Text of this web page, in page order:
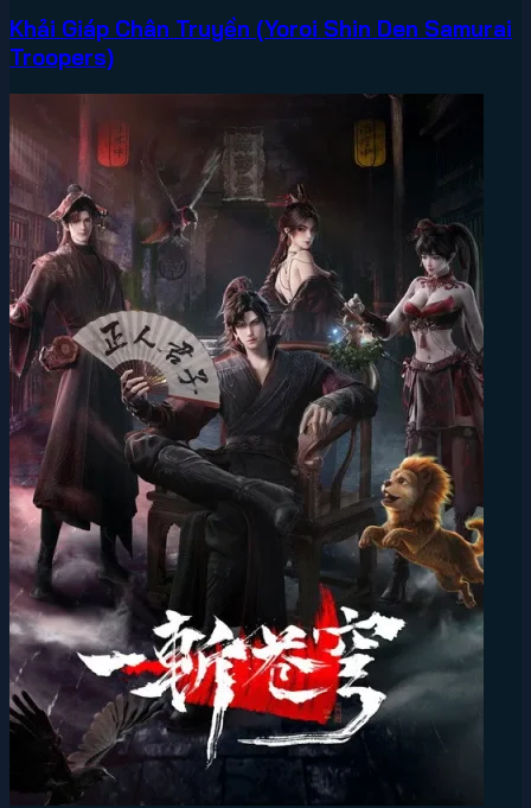
Khải Giáp Chân Truyền (Yoroi Shin Den Samurai
Troopers)